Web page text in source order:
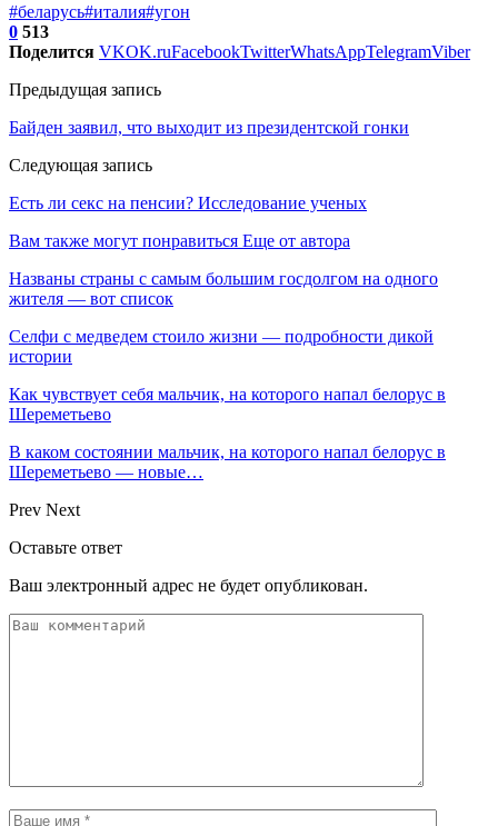
#беларусь#италия#угон
0 513
Поделится VKOK.ruFacebookTwitterWhatsAppTelegramViber
Предыдущая запись
Байден заявил, что выходит из президентской гонки
Следующая запись
Есть ли секс на пенсии? Исследование ученых
Вам также могут понравиться Еще от автора
Названы страны с самым большим госдолгом на одного
жителя — вот список
Селфи с медведем стоило жизни — подробности дикой
истории
Как чувствует себя мальчик, на которого напал белорус в
Шереметьево
В каком состоянии мальчик, на которого напал белорус в
Шереметьево — новые…
Prev Next
Оставьте ответ
Ваш электронный адрес не будет опубликован.